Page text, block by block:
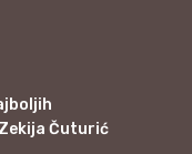
Čuturić